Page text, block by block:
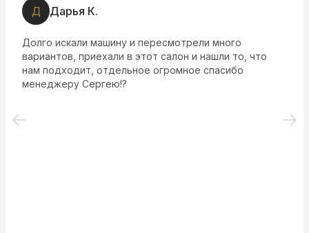
Д Дарья К.
Долго искали машину и пересмотрели много
вариантов, приехали в этот салон и нашли то, что
нам подходит, отдельное огромное спасибо
менеджеру Сергею!?